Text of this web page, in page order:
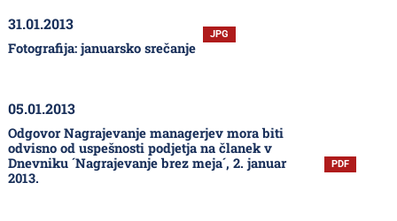
31.01.2013
Fotografija: januarsko srečanje
JPG
05.01.2013
Odgovor Nagrajevanje managerjev mora biti
odvisno od uspešnosti podjetja na članek v
Dnevniku ´Nagrajevanje brez meja´, 2. januar
2013.
PDF